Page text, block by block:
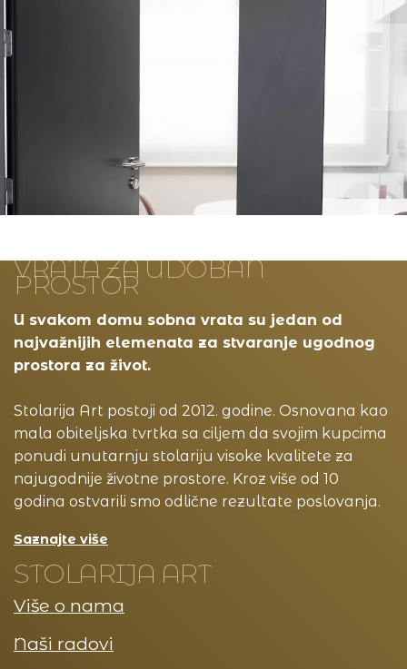
VRATA ZA UDOBAN
PROSTOR
U svakom domu sobna vrata su jedan od
najvažnijih elemenata za stvaranje ugodnog
prostora za život.
Stolarija Art postoji od 2012. godine. Osnovana kao
mala obiteljska tvrtka sa ciljem da svojim kupcima
ponudi unutarnju stolariju visoke kvalitete za
najugodnije životne prostore. Kroz više od 10
godina ostvarili smo odlične rezultate poslovanja.
Saznajte više
STOLARIJA ART
Više o nama
Naši radovi